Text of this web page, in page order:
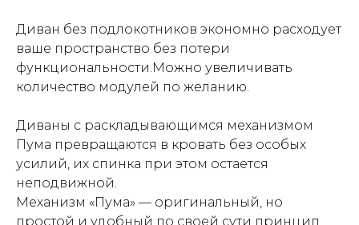
Диван без подлокотников экономно расходует
ваше пространство без потери
функциональности.Можно увеличивать
количество модулей по желанию.
Диваны с раскладывающимся механизмом
Пума превращаются в кровать без особых
усилий, их спинка при этом остается
неподвижной.
Механизм «Пума» — оригинальный, но
простой и удобный по своей сути принцип